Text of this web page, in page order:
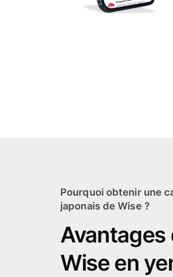
Avantages
Wise en
Pourquoi obtenir une
japonais de Wise ?